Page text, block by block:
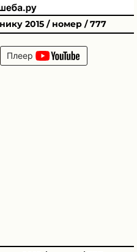
2015 / номер / 777
Плеер